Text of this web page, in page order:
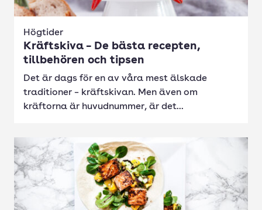
Högtider
Kräftskiva – De bästa recepten,
tillbehören och tipsen
Det är dags för en av våra mest älskade
traditioner – kräftskivan. Men även om
kräftorna är huvudnummer, är det...